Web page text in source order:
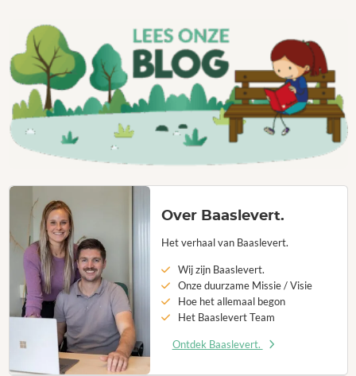
Over Baaslevert.
Het verhaal van Baaslevert.
Wij zijn Baaslevert.
Onze duurzame Missie / Visie
Hoe het allemaal begon
Het Baaslevert Team
Ontdek Baaslevert.